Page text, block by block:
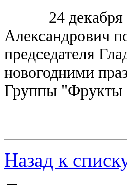
24 декабря на
Александрович
председателя
новогодними
Группы "Фрукты
Назад к